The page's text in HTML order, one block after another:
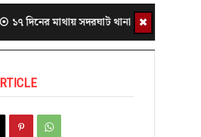
১৭ দিনের মাথায় সদরঘাট থানা থেকে সরলেন ওসি
✖